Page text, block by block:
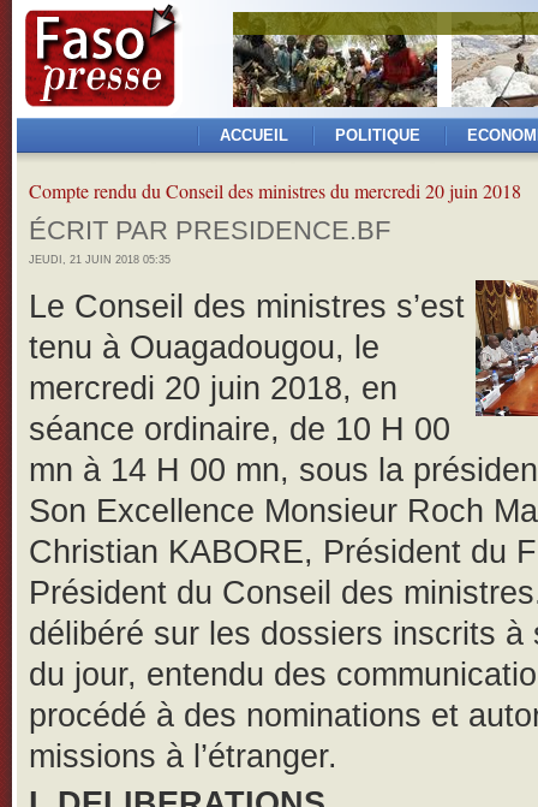
ACCUEIL POLITIQUE
Compte rendu du Conseil des ministres du mercredi 20 juin 2018
ÉCRIT PAR PRESIDENCE.BF
JEUDI, 21 JUIN 2018 05:35
Le Conseil des ministres s’est
tenu à Ouagadougou, le
mercredi 20 juin 2018, en
séance ordinaire, de 10 H 00
mn à 14 H 00 mn, sous la
Son Excellence Monsieur Roch
Christian KABORE, Président du
Président du Conseil des
délibéré sur les dossiers inscrits à
du jour, entendu des
procédé à des nominations et
missions à l’étranger.